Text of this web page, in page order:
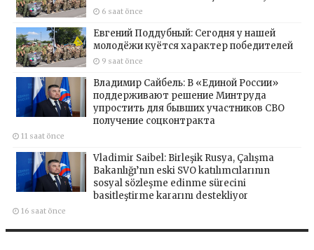
6 saat önce
Евгений Поддубный: Сегодня у нашей
молодёжи куётся характер победителей
9 saat önce
Владимир Сайбель: В «Единой России»
поддерживают решение Минтруда
упростить для бывших участников СВО
получение соцконтракта
11 saat önce
Vladimir Saibel: Birleşik Rusya, Çalışma
Bakanlığı’nın eski SVO katılımcılarının
sosyal sözleşme edinme sürecini
basitleştirme kararını destekliyor
16 saat önce